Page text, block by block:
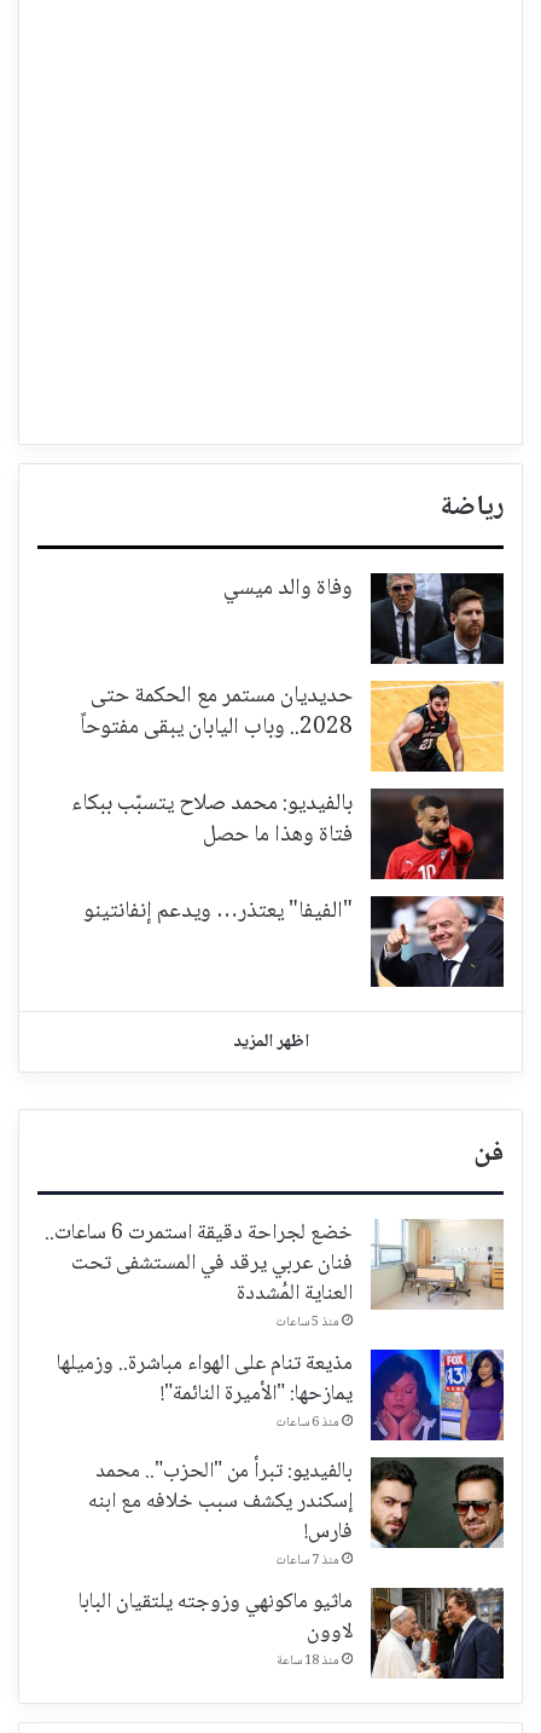
رياضة
وفاة والد ميسي
حديديان مستمر مع الحكمة حتى
2028.. وباب اليابان يبقى مفتوحاً
بالفيديو: محمد صلاح يتسبّب ببكاء
فتاة وهذا ما حصل
"الفيفا" يعتذر… ويدعم إنفانتينو
اظهر المزيد
فن
خضع لجراحة دقيقة استمرت 6 ساعات..
فنان عربي يرقد في المستشفى تحت
العناية المُشددة
منذ 5 ساعات
مذيعة تنام على الهواء مباشرة.. وزميلها
يمازحها: "الأميرة النائمة"!
منذ 6 ساعات
بالفيديو: تبرأ من "الحزب".. محمد
إسكندر يكشف سبب خلافه مع ابنه
فارس!
منذ 7 ساعات
ماثيو ماكونهي وزوجته يلتقيان البابا
لاوون
منذ 18 ساعة